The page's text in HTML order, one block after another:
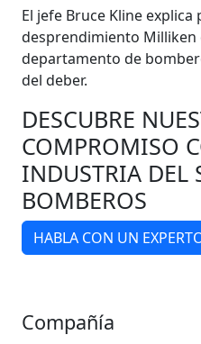
El jefe Bruce Kline
desprendimiento Milliken
departamento de
del deber.
DESCUBRE
COMPROMISO
INDUSTRIA DEL
BOMBEROS
HABLA CON UN
Compañía